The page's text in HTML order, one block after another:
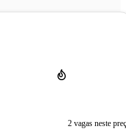
2 vagas neste